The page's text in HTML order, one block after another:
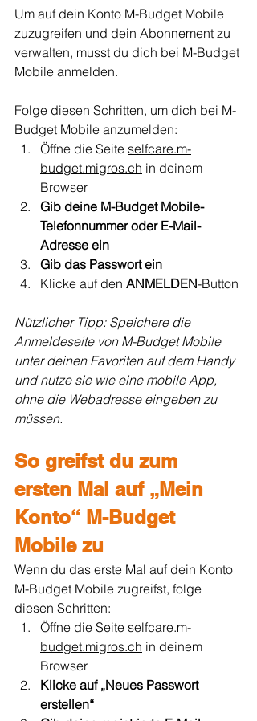
Um auf dein Konto M-Budget Mobile
zuzugreifen und dein Abonnement zu
verwalten, musst du dich bei M-Budget
Mobile anmelden.
Folge diesen Schritten, um dich bei M-
Budget Mobile anzumelden:
Öffne die Seite selfcare.m-
budget.migros.ch in deinem
Browser
Gib deine M-Budget Mobile-
Telefonnummer oder E-Mail-
Adresse ein
Gib das Passwort ein
Klicke auf den ANMELDEN-Button
Nützlicher Tipp: Speichere die
Anmeldeseite von M-Budget Mobile
unter deinen Favoriten auf dem Handy
und nutze sie wie eine mobile App,
ohne die Webadresse eingeben zu
müssen.
So greifst du zum
ersten Mal auf „Mein
Konto“ M-Budget
Mobile zu
Wenn du das erste Mal auf dein Konto
M-Budget Mobile zugreifst, folge
diesen Schritten:
Öffne die Seite selfcare.m-
budget.migros.ch in deinem
Browser
Klicke auf „Neues Passwort
erstellen“